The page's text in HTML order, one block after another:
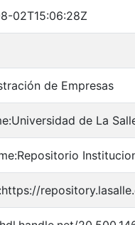
02T15:06:28Z
de Empresas
de La